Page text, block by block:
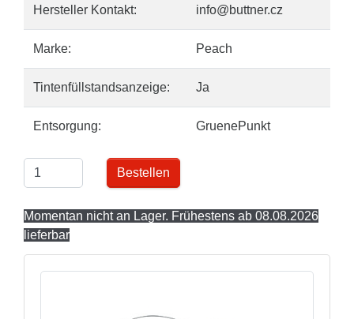
Hersteller Kontakt: info@buttner.cz
Marke: Peach
Tintenfüllstandsanzeige: Ja
Entsorgung: GruenePunkt
Bestellen
Momentan nicht an Lager. Frühestens ab 08.08.2026
lieferbar